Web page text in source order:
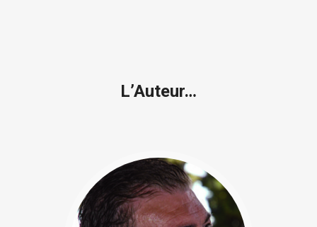
L’Auteur…